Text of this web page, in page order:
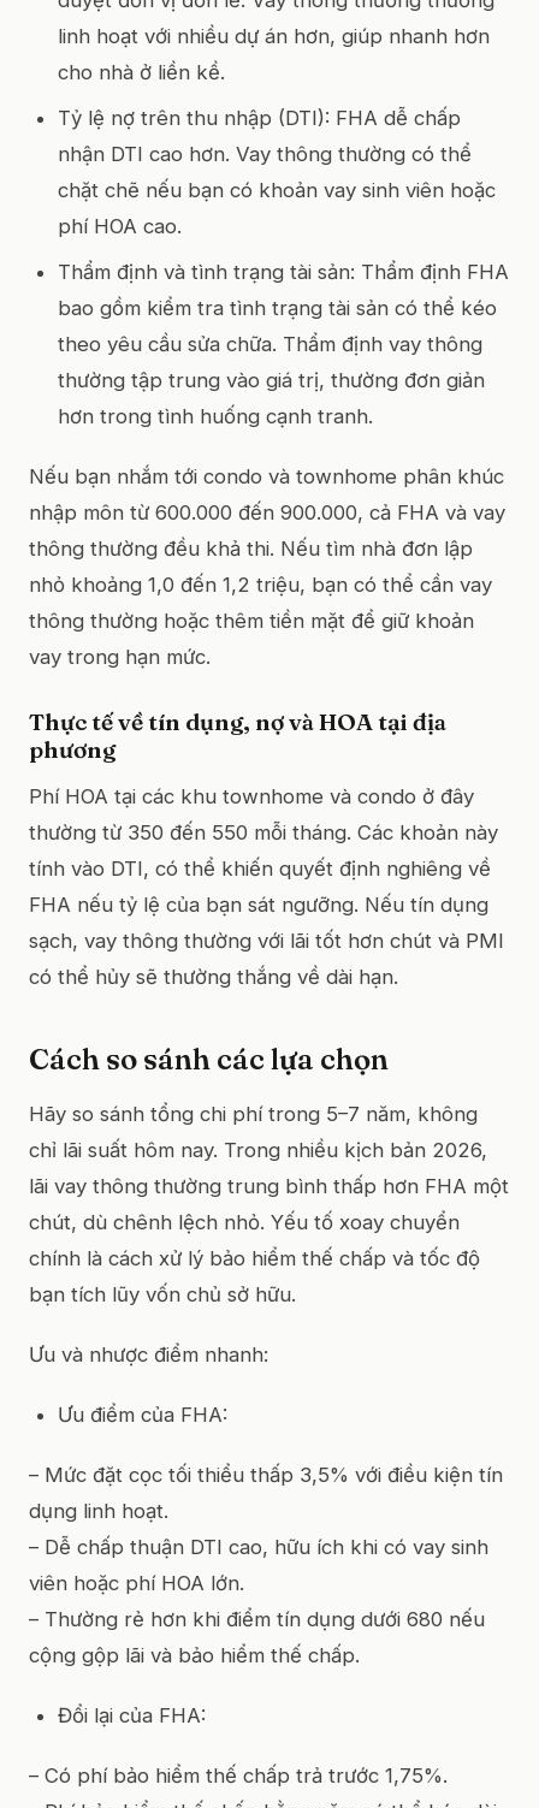
linh hoạt với nhiều dự án hơn, giúp nhanh hơn
cho nhà ở liền kề.
Tỷ lệ nợ trên thu nhập (DTI): FHA dễ chấp
nhận DTI cao hơn. Vay thông thường có thể
chặt chẽ nếu bạn có khoản vay sinh viên hoặc
phí HOA cao.
Thẩm định và tình trạng tài sản: Thẩm định FHA
bao gồm kiểm tra tình trạng tài sản có thể kéo
theo yêu cầu sửa chữa. Thẩm định vay thông
thường tập trung vào giá trị, thường đơn giản
hơn trong tình huống cạnh tranh.
Nếu bạn nhắm tới condo và townhome phân khúc
nhập môn từ 600.000 đến 900.000, cả FHA và vay
thông thường đều khả thi. Nếu tìm nhà đơn lập
nhỏ khoảng 1,0 đến 1,2 triệu, bạn có thể cần vay
thông thường hoặc thêm tiền mặt để giữ khoản
vay trong hạn mức.
Thực tế về tín dụng, nợ và HOA tại địa
phương
Phí HOA tại các khu townhome và condo ở đây
thường từ 350 đến 550 mỗi tháng. Các khoản này
tính vào DTI, có thể khiến quyết định nghiêng về
FHA nếu tỷ lệ của bạn sát ngưỡng. Nếu tín dụng
sạch, vay thông thường với lãi tốt hơn chút và PMI
có thể hủy sẽ thường thắng về dài hạn.
Cách so sánh các lựa chọn
Hãy so sánh tổng chi phí trong 5–7 năm, không
chỉ lãi suất hôm nay. Trong nhiều kịch bản 2026,
lãi vay thông thường trung bình thấp hơn FHA một
chút, dù chênh lệch nhỏ. Yếu tố xoay chuyển
chính là cách xử lý bảo hiểm thế chấp và tốc độ
bạn tích lũy vốn chủ sở hữu.
Ưu và nhược điểm nhanh:
Ưu điểm của FHA:
– Mức đặt cọc tối thiểu thấp 3,5% với điều kiện tín
dụng linh hoạt.
– Dễ chấp thuận DTI cao, hữu ích khi có vay sinh
viên hoặc phí HOA lớn.
– Thường rẻ hơn khi điểm tín dụng dưới 680 nếu
cộng gộp lãi và bảo hiểm thế chấp.
Đổi lại của FHA:
– Có phí bảo hiểm thế chấp trả trước 1,75%.